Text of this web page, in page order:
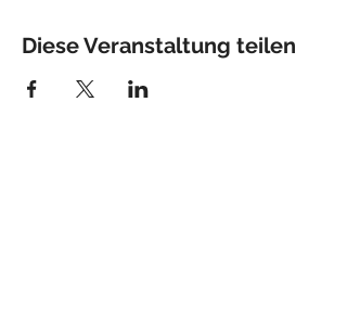
Diese Veranstaltung teilen